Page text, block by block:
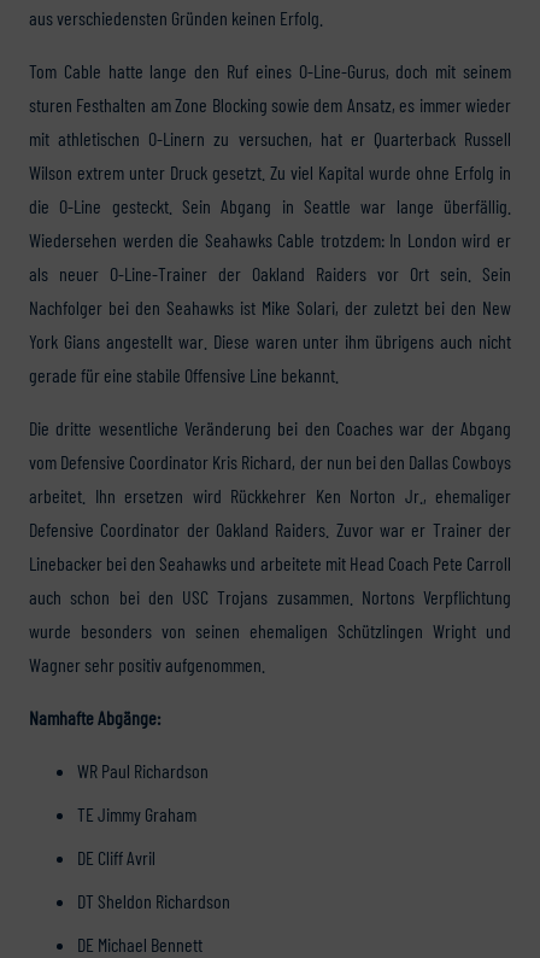
aus verschiedensten Gründen keinen Erfolg.
Tom Cable hatte lange den Ruf eines O-Line-Gurus, doch mit seinem
sturen Festhalten am Zone Blocking sowie dem Ansatz, es immer wieder
mit athletischen O-Linern zu versuchen, hat er Quarterback Russell
Wilson extrem unter Druck gesetzt. Zu viel Kapital wurde ohne Erfolg in
die O-Line gesteckt. Sein Abgang in Seattle war lange überfällig.
Wiedersehen werden die Seahawks Cable trotzdem: In London wird er
als neuer O-Line-Trainer der Oakland Raiders vor Ort sein. Sein
Nachfolger bei den Seahawks ist Mike Solari, der zuletzt bei den New
York Gians angestellt war. Diese waren unter ihm übrigens auch nicht
gerade für eine stabile Offensive Line bekannt.
Die dritte wesentliche Veränderung bei den Coaches war der Abgang
vom Defensive Coordinator Kris Richard, der nun bei den Dallas Cowboys
arbeitet. Ihn ersetzen wird Rückkehrer Ken Norton Jr., ehemaliger
Defensive Coordinator der Oakland Raiders. Zuvor war er Trainer der
Linebacker bei den Seahawks und arbeitete mit Head Coach Pete Carroll
auch schon bei den USC Trojans zusammen. Nortons Verpflichtung
wurde besonders von seinen ehemaligen Schützlingen Wright und
Wagner sehr positiv aufgenommen.
Namhafte Abgänge:
WR Paul Richardson
TE Jimmy Graham
DE Cliff Avril
DT Sheldon Richardson
DE Michael Bennett